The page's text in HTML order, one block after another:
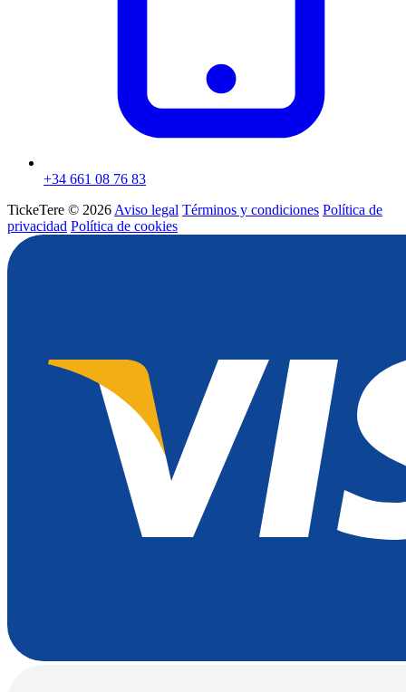
+34 661 08 76 83
TickeTere © 2026 Aviso legal Términos y condiciones Política de
privacidad Política de cookies